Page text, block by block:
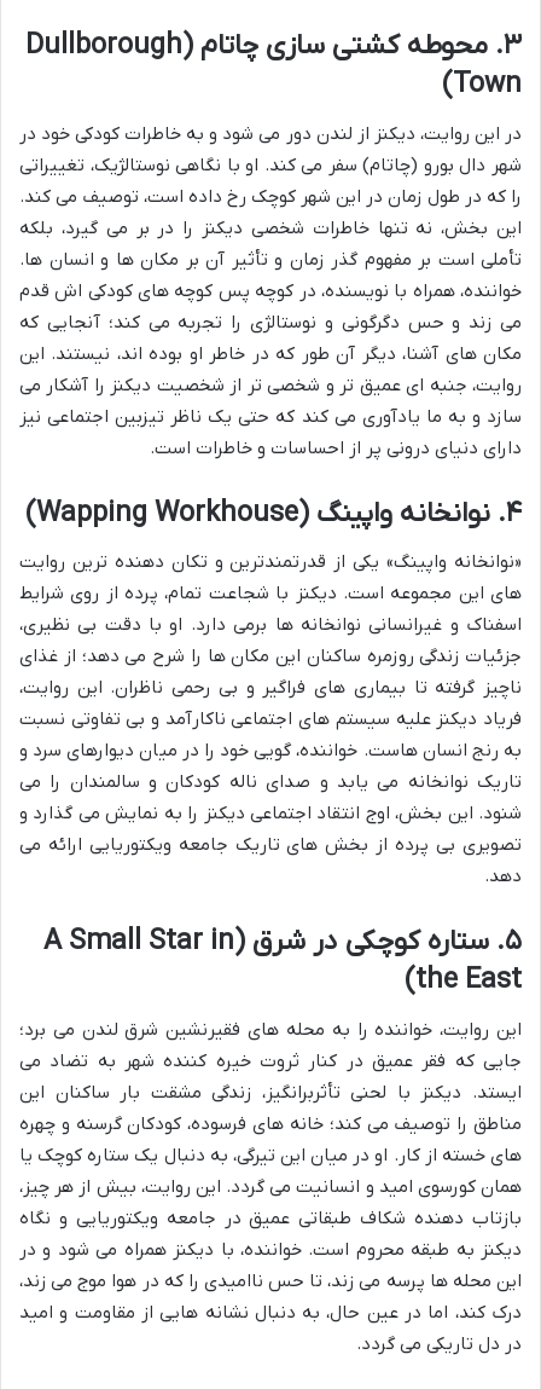
۳. محوطه کشتی سازی چاتام (Dullborough
Town)
در این روایت، دیکنز از لندن دور می شود و به خاطرات کودکی خود در
شهر دال بورو (چاتام) سفر می کند. او با نگاهی نوستالژیک، تغییراتی
را که در طول زمان در این شهر کوچک رخ داده است، توصیف می کند.
این بخش، نه تنها خاطرات شخصی دیکنز را در بر می گیرد، بلکه
تأملی است بر مفهوم گذر زمان و تأثیر آن بر مکان ها و انسان ها.
خواننده، همراه با نویسنده، در کوچه پس کوچه های کودکی اش قدم
می زند و حس دگرگونی و نوستالژی را تجربه می کند؛ آنجایی که
مکان های آشنا، دیگر آن طور که در خاطر او بوده اند، نیستند. این
روایت، جنبه ای عمیق تر و شخصی تر از شخصیت دیکنز را آشکار می
سازد و به ما یادآوری می کند که حتی یک ناظر تیزبین اجتماعی نیز
دارای دنیای درونی پر از احساسات و خاطرات است.
۴. نوانخانه واپینگ (Wapping Workhouse)
«نوانخانه واپینگ» یکی از قدرتمندترین و تکان دهنده ترین روایت
های این مجموعه است. دیکنز با شجاعت تمام، پرده از روی شرایط
اسفناک و غیرانسانی نوانخانه ها برمی دارد. او با دقت بی نظیری،
جزئیات زندگی روزمره ساکنان این مکان ها را شرح می دهد؛ از غذای
ناچیز گرفته تا بیماری های فراگیر و بی رحمی ناظران. این روایت،
فریاد دیکنز علیه سیستم های اجتماعی ناکارآمد و بی تفاوتی نسبت
به رنج انسان هاست. خواننده، گویی خود را در میان دیوارهای سرد و
تاریک نوانخانه می یابد و صدای ناله کودکان و سالمندان را می
شنود. این بخش، اوج انتقاد اجتماعی دیکنز را به نمایش می گذارد و
تصویری بی پرده از بخش های تاریک جامعه ویکتوریایی ارائه می
دهد.
۵. ستاره کوچکی در شرق (A Small Star in
the East)
این روایت، خواننده را به محله های فقیرنشین شرق لندن می برد؛
جایی که فقر عمیق در کنار ثروت خیره کننده شهر به تضاد می
ایستد. دیکنز با لحنی تأثربرانگیز، زندگی مشقت بار ساکنان این
مناطق را توصیف می کند؛ خانه های فرسوده، کودکان گرسنه و چهره
های خسته از کار. او در میان این تیرگی، به دنبال یک ستاره کوچک یا
همان کورسوی امید و انسانیت می گردد. این روایت، بیش از هر چیز،
بازتاب دهنده شکاف طبقاتی عمیق در جامعه ویکتوریایی و نگاه
دیکنز به طبقه محروم است. خواننده، با دیکنز همراه می شود و در
این محله ها پرسه می زند، تا حس ناامیدی را که در هوا موج می زند،
درک کند، اما در عین حال، به دنبال نشانه هایی از مقاومت و امید
در دل تاریکی می گردد.